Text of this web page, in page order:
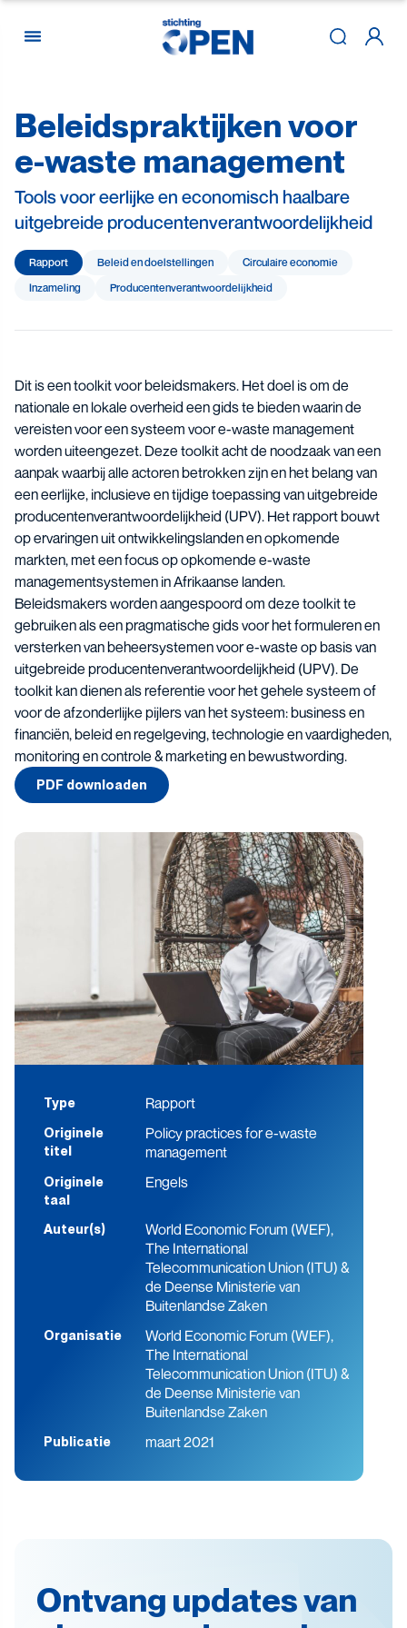
Skip to content
Beleidspraktijkenvoor
e-waste management
Tools voor eerlijke en economisch haalbare
uitgebreide producentenverantwoordelijkheid
Rapport Beleid en doelstellingen
Circulaire economie
Inzameling
Producenten­­­­verantwoor­delijk­heid
Dit is een toolkit voor beleidsmakers. Het doel is om de
nationale en lokale overheid een gids te bieden waarin de
vereisten voor een systeem voor e-waste management
worden uiteengezet. Deze toolkit acht de noodzaak van een
aanpak waarbij alle actoren betrokken zijn en het belang van
een eerlijke, inclusieve en tijdige toepassing van uitgebreide
producentenverantwoordelijkheid (UPV). Het rapport bouwt
op ervaringen uit ontwikkelingslanden en opkomende
markten, met een focus op opkomende e-waste
managementsystemen in Afrikaanse landen.
Beleidsmakers worden aangespoord om deze toolkit te
gebruiken als een pragmatische gids voor het formuleren en
versterken van beheersystemen voor e-waste op basis van
uitgebreide producentenverantwoordelijkheid (UPV). De
toolkit kan dienen als referentie voor het gehele systeem of
voor de afzonderlijke pijlers van het systeem: business en
financiën, beleid en regelgeving, technologie en vaardigheden,
monitoring en controle & marketing en bewustwording.
PDF downloaden
Type Rapport
Originele
titel
Policy practices for e-waste
management
Originele
taal
Engels
Auteur(s)
World Economic Forum (WEF),
The International
Telecommunication Union (ITU) &
de Deense Ministerie van
Buitenlandse Zaken
Organisatie
World Economic Forum (WEF),
The International
Telecommunication Union (ITU) &
de Deense Ministerie van
Buitenlandse Zaken
Publicatie maart 2021
Ontvang updates van